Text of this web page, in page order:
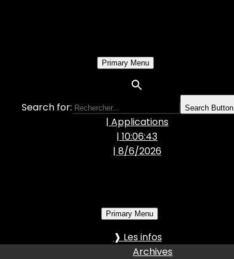
Primary Menu
Search for: Search Button
| Applications
| 10:06:44
| 8/6/2026
Primary Menu
❱ Les infos
Archives